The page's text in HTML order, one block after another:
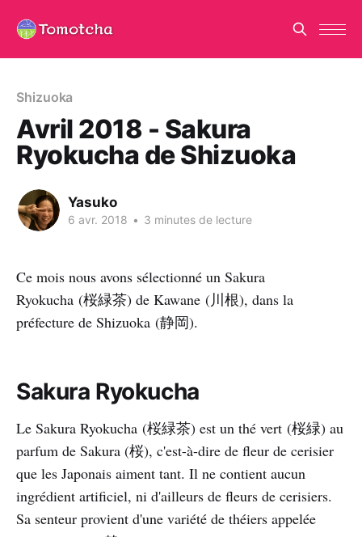
Shizuoka
Avril 2018 - Sakura
Ryokucha de Shizuoka
Yasuko
6 avr. 2018 • 3 minutes de lecture
Ce mois nous avons sélectionné un Sakura
Ryokucha (桜緑茶) de Kawane (川根), dans la
préfecture de Shizuoka (静岡).
Sakura Ryokucha
Le Sakura Ryokucha (桜緑茶) est un thé vert (桜緑) au
parfum de Sakura (桜), c'est-à-dire de fleur de cerisier
que les Japonais aiment tant. Il ne contient aucun
ingrédient artificiel, ni d'ailleurs de fleurs de cerisiers.
Sa senteur provient d'une variété de théiers appelée